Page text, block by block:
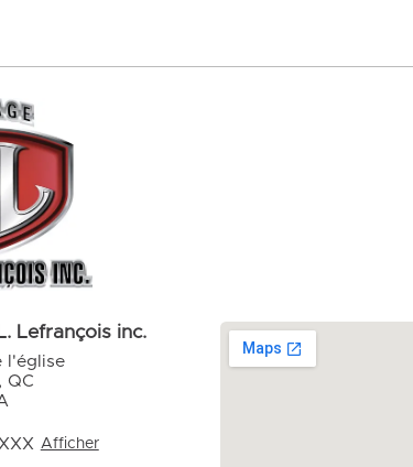
Lefrançois inc.
l'église
QC
Afficher